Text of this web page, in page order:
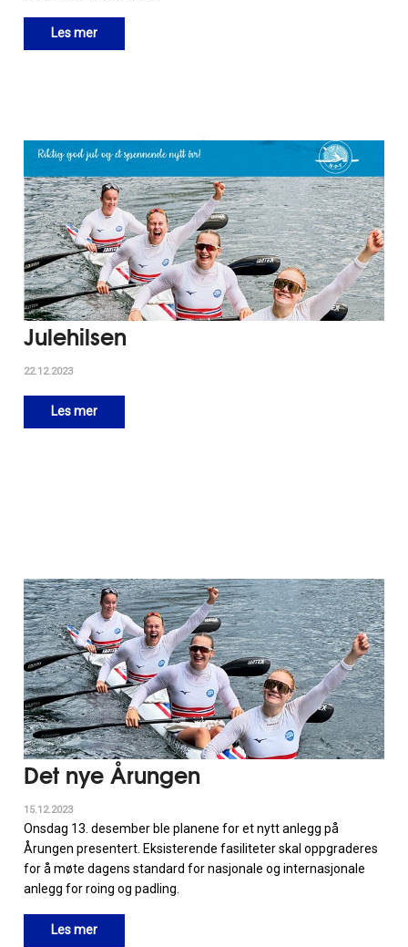
Les mer
Julehilsen
22.12.2023
Les mer
Det nye Årungen
15.12.2023
Onsdag 13. desember ble planene for et nytt anlegg på
Årungen presentert. Eksisterende fasiliteter skal oppgraderes
for å møte dagens standard for nasjonale og internasjonale
anlegg for roing og padling.
Les mer